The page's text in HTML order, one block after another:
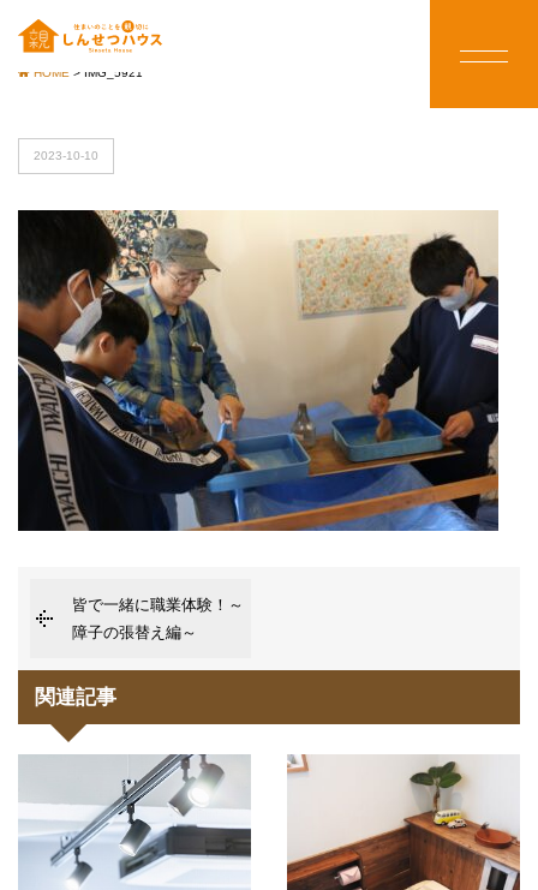
HOME > IMG_5921
2023-10-10
皆で一緒に職業体験！～
障子の張替え編～
関連記事